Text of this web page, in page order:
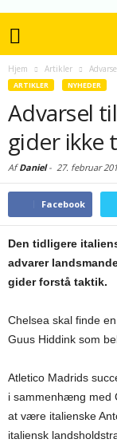
Hjem Artikler
ARTIKLER NYHEDER
Advarsel
gider ikke
AfDaniel- 27. februar
Facebook
Den tidligere
advarer
gider forstå taktik.
Chelsea skal finde
Guus Hiddink som
Atletico Madrids
i sammenhæng med
at være italienske
italiensk